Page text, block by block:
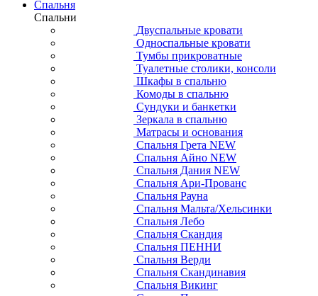
Спальня
Спальни
Двуспальные кровати
Односпальные кровати
Тумбы прикроватные
Туалетные столики, консоли
Шкафы в спальню
Комоды в спальню
Сундуки и банкетки
Зеркала в спальню
Матрасы и основания
Спальня Грета NEW
Спальня Айно NEW
Спальня Дания NEW
Спальня Ари-Прованс
Спальня Рауна
Спальня Мальта/Хельсинки
Спальня Лебо
Спальня Скандия
Спальня ПЕННИ
Спальня Верди
Спальня Скандинавия
Спальня Викинг